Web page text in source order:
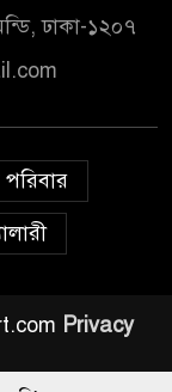
ঢাকা-১২০৭
Privacy